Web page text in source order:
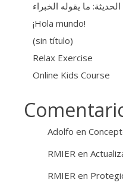
ما يقوله الخبراء
¡Hola mundo!
(sin título)
Relax Exercise
Online Kids Course
Adolfo en
RMIER en
RMIER en